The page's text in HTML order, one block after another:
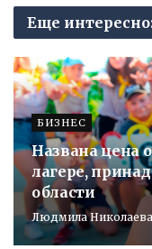
Еще
БИЗНЕС
Названа цена
лагере,
области
Людмила